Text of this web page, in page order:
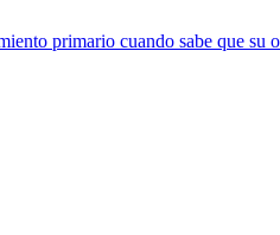
primario cuando sabe que su